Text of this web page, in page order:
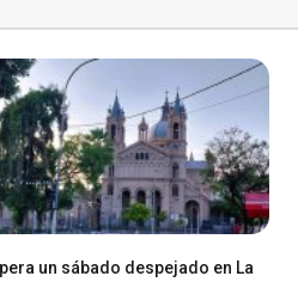
un sábado despejado en La